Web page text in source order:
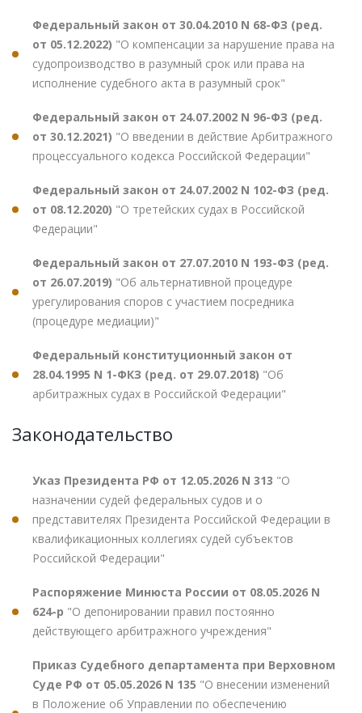
Федеральный закон от 30.04.2010 N 68-ФЗ (ред.
от 05.12.2022) "О компенсации за нарушение права на
судопроизводство в разумный срок или права на
исполнение судебного акта в разумный срок"
Федеральный закон от 24.07.2002 N 96-ФЗ (ред.
от 30.12.2021) "О введении в действие Арбитражного
процессуального кодекса Российской Федерации"
Федеральный закон от 24.07.2002 N 102-ФЗ (ред.
от 08.12.2020) "О третейских судах в Российской
Федерации"
Федеральный закон от 27.07.2010 N 193-ФЗ (ред.
от 26.07.2019) "Об альтернативной процедуре
урегулирования споров с участием посредника
(процедуре медиации)"
Федеральный конституционный закон от
28.04.1995 N 1-ФКЗ (ред. от 29.07.2018) "Об
арбитражных судах в Российской Федерации"
Законодательство
Указ Президента РФ от 12.05.2026 N 313 "О
назначении судей федеральных судов и о
представителях Президента Российской Федерации в
квалификационных коллегиях судей субъектов
Российской Федерации"
Распоряжение Минюста России от 08.05.2026 N
624-р "О депонировании правил постоянно
действующего арбитражного учреждения"
Приказ Судебного департамента при Верховном
Суде РФ от 05.05.2026 N 135 "О внесении изменений
в Положение об Управлении по обеспечению